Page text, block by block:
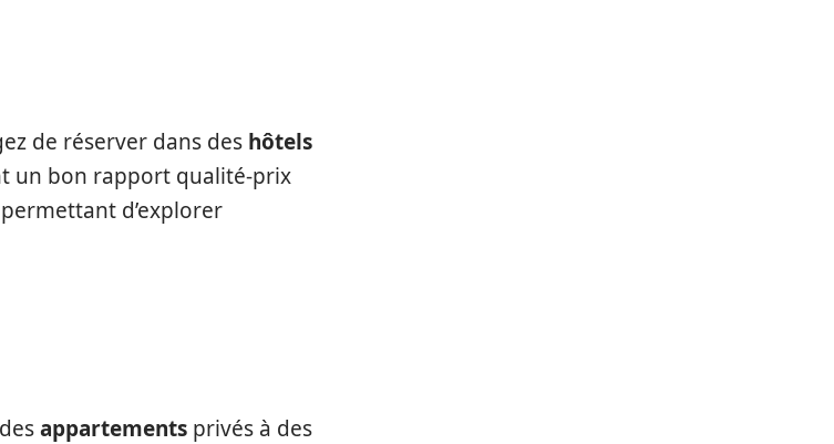
de réserver dans des hôtels
un bon rapport qualité-prix
d’explorer
appartements privés à des